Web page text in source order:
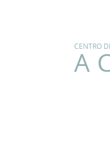
CENTRO